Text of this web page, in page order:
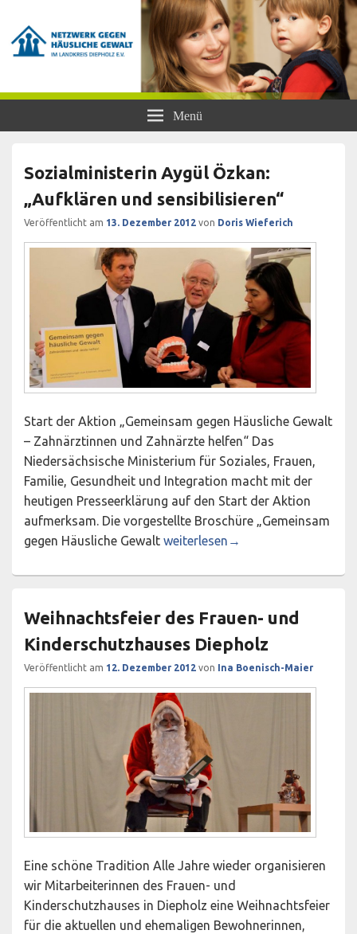
Netzwerk gegen Häusliche Gewalt
Frauen- und Kinderschutzhaus Diepholz, Beratungsstellen für Frauen und
Mädchen, BISS
Menü
Sozialministerin Aygül Özkan:
„Aufklären und sensibilisieren“
Veröffentlicht am 13. Dezember 2012 von Doris Wieferich
Start der Aktion „Gemeinsam gegen Häusliche Gewalt
– Zahnärztinnen und Zahnärzte helfen“ Das
Niedersächsische Ministerium für Soziales, Frauen,
Familie, Gesundheit und Integration macht mit der
heutigen Presseerklärung auf den Start der Aktion
aufmerksam. Die vorgestellte Broschüre „Gemeinsam
gegen Häusliche Gewalt Sozialministerin Aygül Özkan:
weiterlesen →
Weihnachtsfeier des Frauen- und
Kinderschutzhauses Diepholz
Veröffentlicht am 12. Dezember 2012 von Ina Boenisch-Maier
Eine schöne Tradition Alle Jahre wieder organisieren
wir Mitarbeiterinnen des Frauen- und
Kinderschutzhauses in Diepholz eine Weihnachtsfeier
für die aktuellen und ehemaligen Bewohnerinnen,